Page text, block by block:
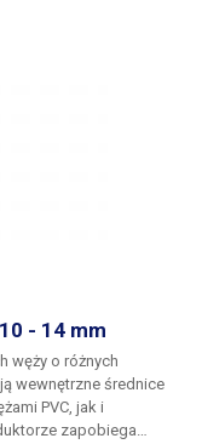
- 14 mm
węży o różnych
wewnętrzne średnice
PVC, jak i
zapobiega